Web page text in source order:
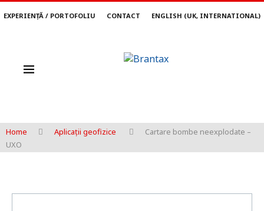
EXPERIENȚĂ / PORTOFOLIU CONTACT ENGLISH (UK, INTERNATIONAL)
Home Aplicații geofizice
Cartare bombe neexplodate –
UXO